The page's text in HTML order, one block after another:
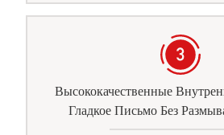
Высококачественные
Гладкое Письмо Без